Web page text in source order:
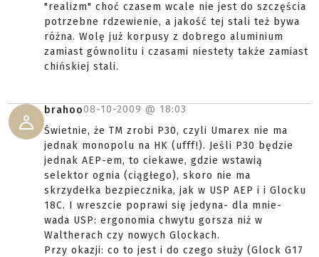
"realizm" choć czasem wcale nie jest do szczęścia
potrzebne rdzewienie, a jakość tej stali też bywa
różna. Wolę już korpusy z dobrego aluminium
zamiast gównolitu i czasami niestety także zamiast
chińskiej stali.
brahoo08-10-2009 @ 18:03
Świetnie, że TM zrobi P30, czyli Umarex nie ma
jednak monopolu na HK (ufff!). Jeśli P30 będzie
jednak AEP-em, to ciekawe, gdzie wstawią
selektor ognia (ciągłego), skoro nie ma
skrzydełka bezpiecznika, jak w USP AEP i i Glocku
18C. I wreszcie poprawi się jedyna- dla mnie-
wada USP: ergonomia chwytu gorsza niż w
Waltherach czy nowych Glockach.
Przy okazji: co to jest i do czego służy (Glock G17